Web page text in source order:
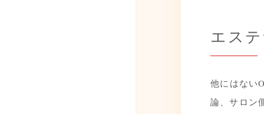
エス
他にはない
論、サロン